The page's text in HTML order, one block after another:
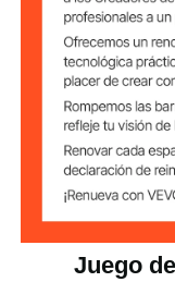
Material
Peso neto
Dimensiones del
producto
Juego